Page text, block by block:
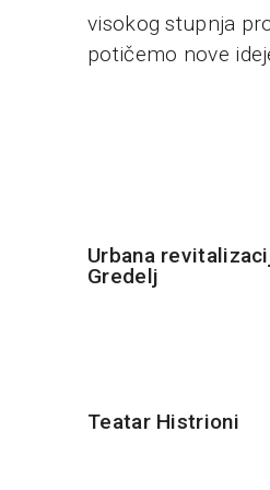
visokog stupnja
potičemo nove
Urbana
Gredelj
Teatar Histrioni